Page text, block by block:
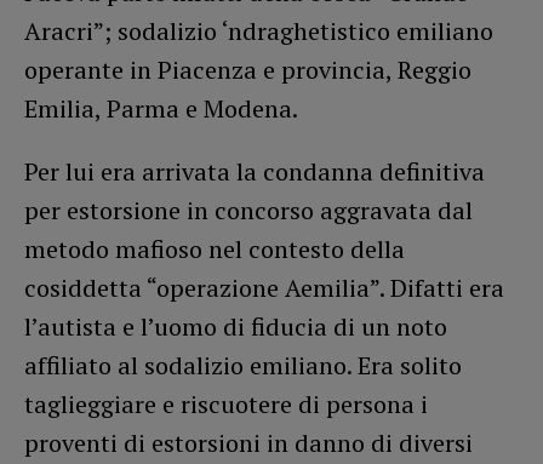
Aracri”; sodalizio ‘ndraghetistico emiliano
operante in Piacenza e provincia, Reggio
Emilia, Parma e Modena.
Per lui era arrivata la condanna definitiva
per estorsione in concorso aggravata dal
metodo mafioso nel contesto della
cosiddetta “operazione Aemilia”. Difatti era
l’autista e l’uomo di fiducia di un noto
affiliato al sodalizio emiliano. Era solito
taglieggiare e riscuotere di persona i
proventi di estorsioni in danno di diversi